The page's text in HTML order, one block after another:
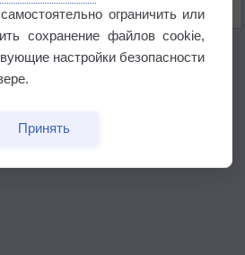
ограничить или
сохранение файлов cookie,
настройки безопасности
Принять